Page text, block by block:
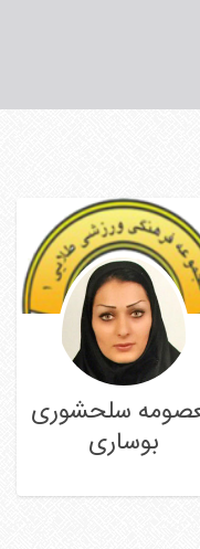
سلحشوری
بوساری
معصومه سلحشوری
بوساری
مربی هاپکیدو
ادامه مطلب